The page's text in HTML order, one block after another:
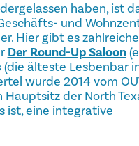
haben, ist
und
Hier gibt es
Der Round-Up Saloon
(die älteste Lesbenbar
wurde 2014 vom
der North
ist, eine integrative